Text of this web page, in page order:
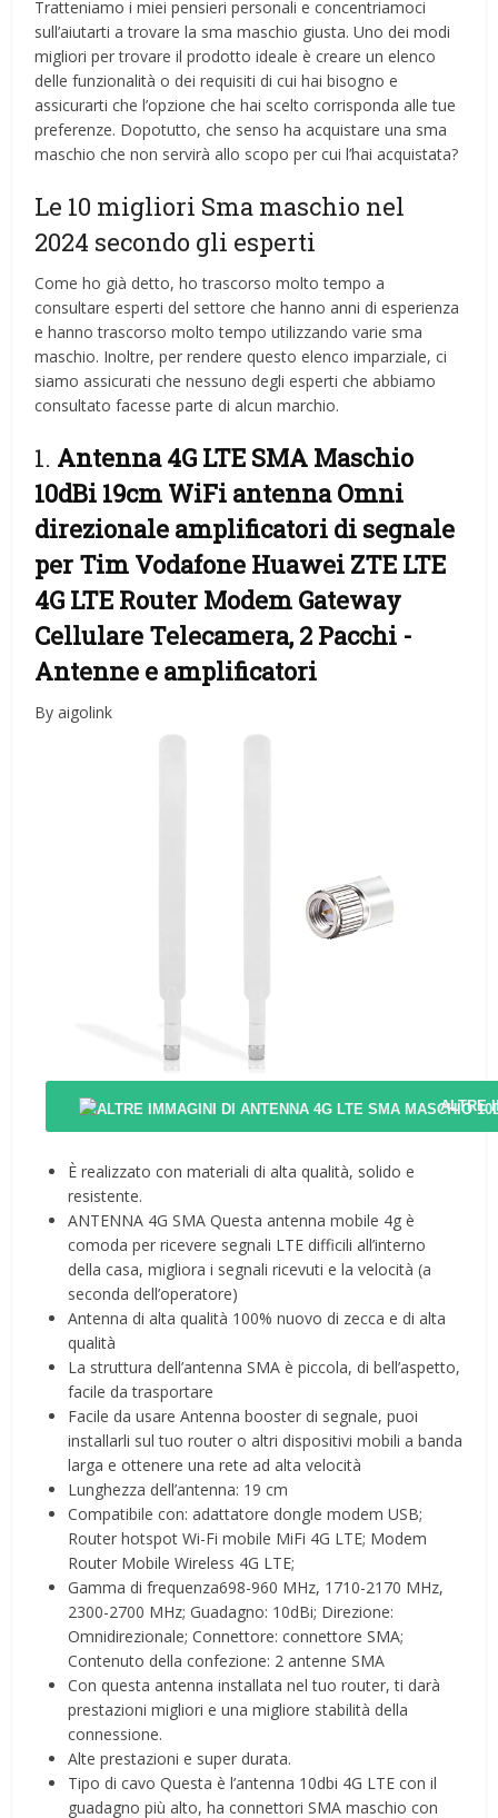
Tratteniamo i miei pensieri personali e concentriamoci
sull’aiutarti a trovare la sma maschio giusta. Uno dei modi
migliori per trovare il prodotto ideale è creare un elenco
delle funzionalità o dei requisiti di cui hai bisogno e
assicurarti che l’opzione che hai scelto corrisponda alle tue
preferenze. Dopotutto, che senso ha acquistare una sma
maschio che non servirà allo scopo per cui l’hai acquistata?
Le 10 migliori Sma maschio nel
2024 secondo gli esperti
Come ho già detto, ho trascorso molto tempo a
consultare esperti del settore che hanno anni di esperienza
e hanno trascorso molto tempo utilizzando varie sma
maschio. Inoltre, per rendere questo elenco imparziale, ci
siamo assicurati che nessuno degli esperti che abbiamo
consultato facesse parte di alcun marchio.
1. Antenna 4G LTE SMA Maschio
10dBi 19cm WiFi antenna Omni
direzionale amplificatori di segnale
per Tim Vodafone Huawei ZTE LTE
4G LTE Router Modem Gateway
Cellulare Telecamera, 2 Pacchi -
Antenne e amplificatori
By aigolink
ALTRE
È realizzato con materiali di alta qualità, solido e
resistente.
ANTENNA 4G SMA Questa antenna mobile 4g ​​è
comoda per ricevere segnali LTE difficili all’interno
della casa, migliora i segnali ricevuti e la velocità (a
seconda dell’operatore)
Antenna di alta qualità 100% nuovo di zecca e di alta
qualità
La struttura dell’antenna SMA è piccola, di bell’aspetto,
facile da trasportare
Facile da usare Antenna booster di segnale, puoi
installarli sul tuo router o altri dispositivi mobili a banda
larga e ottenere una rete ad alta velocità
Lunghezza dell’antenna: 19 cm
Compatibile con: adattatore dongle modem USB;
Router hotspot Wi-Fi mobile MiFi 4G LTE; Modem
Router Mobile Wireless 4G LTE;
Gamma di frequenza698-960 MHz, 1710-2170 MHz,
2300-2700 MHz; Guadagno: 10dBi; Direzione:
Omnidirezionale; Connettore: connettore SMA;
Contenuto della confezione: 2 antenne SMA
Con questa antenna installata nel tuo router, ti darà
prestazioni migliori e una migliore stabilità della
connessione.
Alte prestazioni e super durata.
Tipo di cavo Questa è l’antenna 10dbi 4G LTE con il
guadagno più alto, ha connettori SMA maschio con